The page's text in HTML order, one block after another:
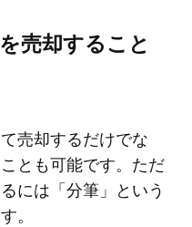
売却すること
売却するだけでな
とも可能です。ただ
には「分筆」という
。